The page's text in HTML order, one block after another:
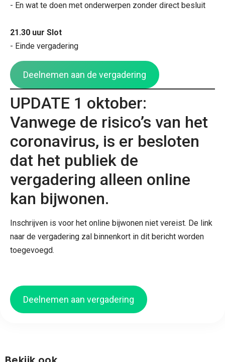
- En wat te doen met onderwerpen zonder direct besluit
21.30 uur Slot
- Einde vergadering
Deelnemen aan de vergadering
UPDATE 1 oktober:
Vanwege de risico’s van het
coronavirus, is er besloten
dat het publiek de
vergadering alleen online
kan bijwonen.
Inschrijven is voor het online bijwonen niet vereist. De link
naar de vergadering zal binnenkort in dit bericht worden
toegevoegd.
Deelnemen aan vergadering